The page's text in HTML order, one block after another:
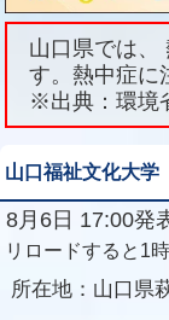
山口県では、
す。熱中症に
※出典：環境
山口福祉文化大学
8月6日 17:00発
リロードすると1
所在地： 山口県